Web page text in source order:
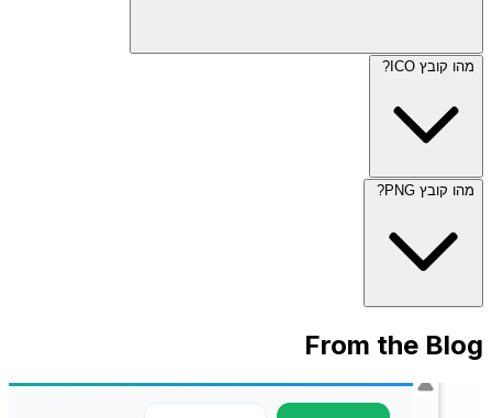
מהו קובץ ICO?
מהו קובץ PNG?
From the Blog